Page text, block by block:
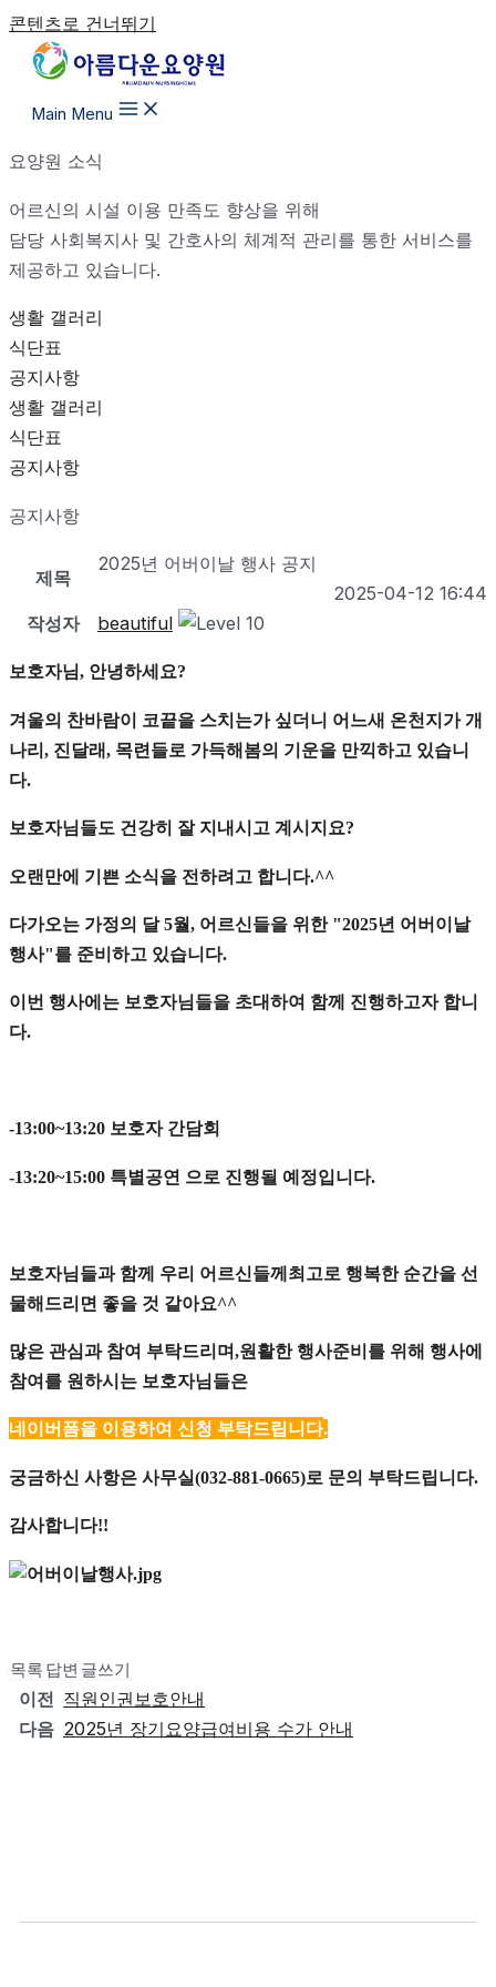
콘텐츠로 건너뛰기
Main Menu
요양원 소식
어르신의 시설 이용 만족도 향상을 위해
담당 사회복지사 및 간호사의 체계적 관리를 통한 서비스를
제공하고 있습니다.
생활 갤러리
식단표
공지사항
생활 갤러리
식단표
공지사항
공지사항
제목
2025년 어버이날 행사 공지
2025-04-12 16:44
작성자
beautiful
보호자님, 안녕하세요?
겨울의 찬바람이 코끝을 스치는가 싶더니 어느새 온천지가 개
나리, 진달래, 목련들로 가득해봄의 기운을 만끽하고 있습니
다.
보호자님들도 건강히 잘 지내시고 계시지요?
오랜만에 기쁜 소식을 전하려고 합니다.^^
다가오는 가정의 달5월, 어르신들을 위한"2025년 어버이날
행사"를 준비하고 있습니다.
이번 행사에는 보호자님들을 초대하여 함께 진행하고자 합니
다.
-13:00~13:20 보호자 간담회
-13:20~15:00 특별공연 으로 진행될 예정입니다.
보호자님들과 함께 우리 어르신들께최고로 행복한 순간을 선
물해드리면 좋을 것 같아요^^
많은 관심과 참여 부탁드리며,원활한 행사준비를 위해 행사에
참여를 원하시는 보호자님들은
네이버폼을 이용하여 신청 부탁드립니다.
궁금하신 사항은 사무실(032-881-0665)로 문의 부탁드립니다.
감사합니다!!
목록 답변 글쓰기
이전 직원인권보호안내
다음 2025년 장기요양급여비용 수가 안내